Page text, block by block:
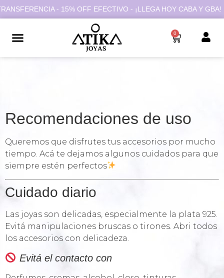
- 15% OFF EFECTIVO - ¡LLEGA HOY CABA Y GBA!
0
Recomendaciones de uso
Queremos que disfrutes tus accesorios por mucho
tiempo. Acá te dejamos algunos cuidados para que
siempre estén perfectos
Cuidado diario
Las joyas son delicadas, especialmente la plata 925.
Evitá manipulaciones bruscas o tirones. Abri todos
los accesorios con delicadeza.
Evitá el contacto con